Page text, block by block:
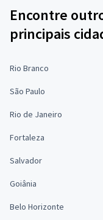
Encontre
principais
Rio Branco
São Paulo
Rio de Janeiro
Fortaleza
Salvador
Goiânia
Belo Horizonte